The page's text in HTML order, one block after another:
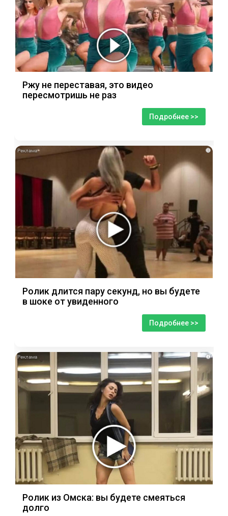
Ржу не переставая, это видео
пересмотришь не раз
Подробнее >>
i
Ролик длится пару секунд, но вы будете
в шоке от увиденного
Подробнее >>
i
Ролик из Омска: вы будете смеяться
долго